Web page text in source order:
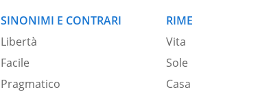
SINONIMI E CONTRARI
Libertà
Facile
Pragmatico
RIME
Vita
Sole
Casa